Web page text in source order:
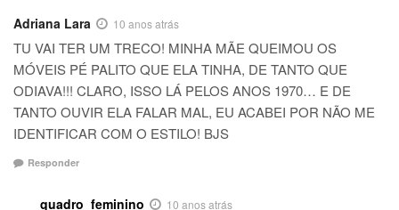
Adriana Lara 10 anos atrás
TU VAI TER UM TRECO! MINHA MÃE QUEIMOU OS
MÓVEIS PÉ PALITO QUE ELA TINHA, DE TANTO QUE
ODIAVA!!! CLARO, ISSO LÁ PELOS ANOS 1970… E DE
TANTO OUVIR ELA FALAR MAL, EU ACABEI POR NÃO ME
IDENTIFICAR COM O ESTILO! BJS
Responder
quadro_feminino 10 anos atrás